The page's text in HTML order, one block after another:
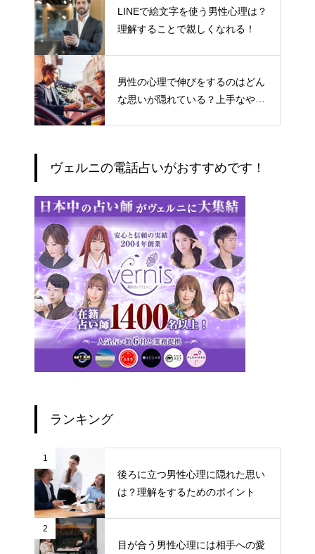
LINEで絵文字を使う男性心理は？
理解することで親しくなれる！
男性の心理で伸びをするのはどん
な思いが隠れている？上手なやり
ヴェルニの電話占いがおすすめです！
ランキング
1
後ろに立つ男性心理に隠れた思い
は？理解をするためのポイント
2
目が合う男性心理には相手への愛